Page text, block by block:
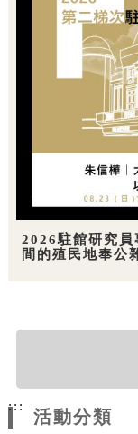
2026駐館研究員
間的殖民地奉公
:::
活動分類